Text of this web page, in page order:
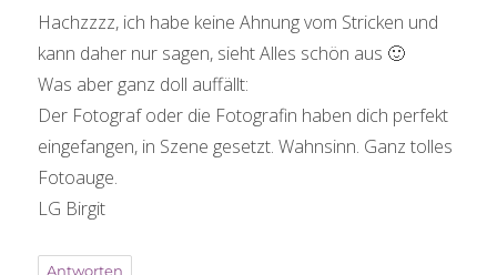
Hachzzzz, ich habe keine Ahnung vom Stricken und
kann daher nur sagen, sieht Alles schön aus 🙂
Was aber ganz doll auffällt:
Der Fotograf oder die Fotografin haben dich perfekt
eingefangen, in Szene gesetzt. Wahnsinn. Ganz tolles
Fotoauge.
LG Birgit
Antworten